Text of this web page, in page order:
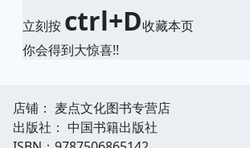
立刻按 ctrl+D收藏本页
你会得到大惊喜!!
店铺： 麦点文化图书专营店
出版社： 中国书籍出版社